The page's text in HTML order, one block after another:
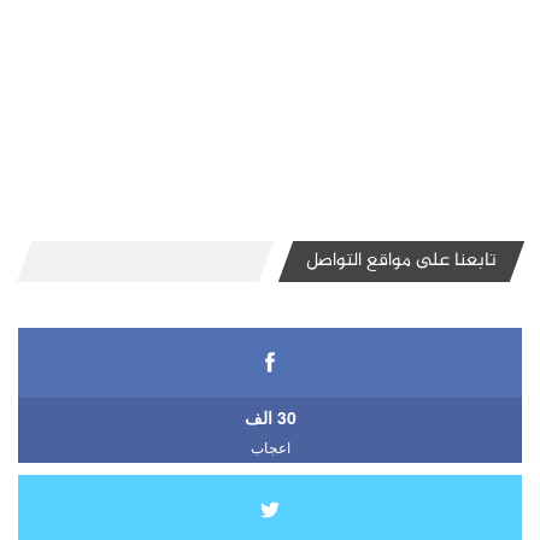
تابعنا على مواقع التواصل
30 الف
اعجاب